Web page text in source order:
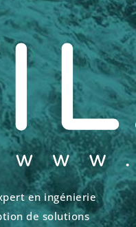
en ingénierie
de solutions